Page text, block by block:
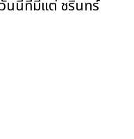
วันนี้ที่มีแต่ ชรินทร์